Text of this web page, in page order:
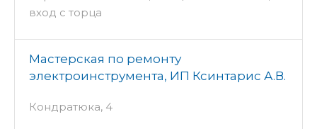
вход с торца
Мастерская по ремонту
электроинструмента, ИП Ксинтарис А.В.
Кондратюка, 4